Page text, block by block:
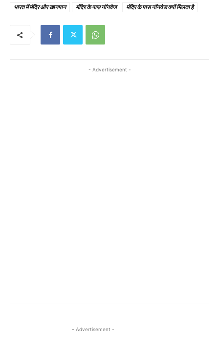
भारत में मंदिर और खानपान मंदिर के पास नॉनवेज मंदिर के पास नॉनवेज क्यों मिलता है
- Advertisement -
- Advertisement -